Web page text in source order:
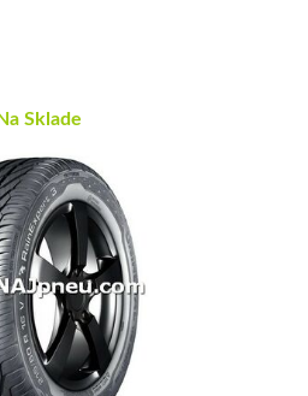
Sklade